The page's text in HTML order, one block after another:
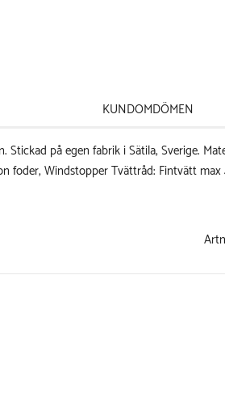
foder, Windstopper Tvättråd: Fintvätt max
KUNDOMDÖMEN